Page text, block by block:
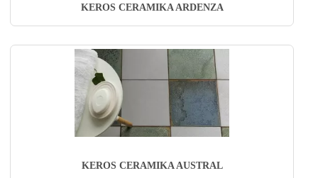
KEROS CERAMIKA ARDENZA
KEROS CERAMIKA AUSTRAL